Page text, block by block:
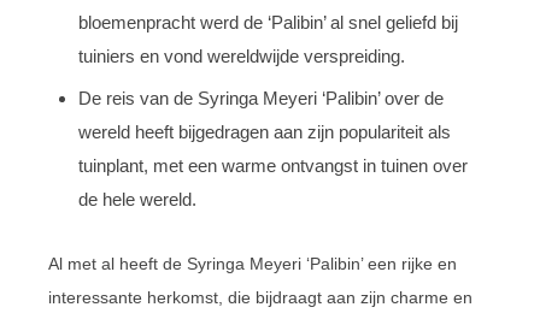
bloemenpracht werd de ‘Palibin’ al snel geliefd bij
tuiniers en vond wereldwijde verspreiding.
De reis van de Syringa Meyeri ‘Palibin’ over de
wereld heeft bijgedragen aan zijn populariteit als
tuinplant, met een warme ontvangst in tuinen over
de hele wereld.
Al met al heeft de Syringa Meyeri ‘Palibin’ een rijke en
interessante herkomst, die bijdraagt aan zijn charme en